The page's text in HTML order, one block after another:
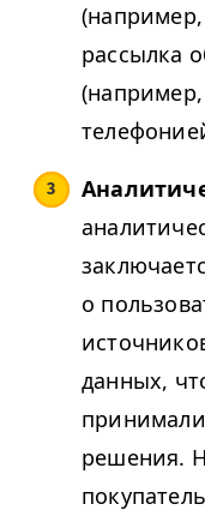
рассылка
(например,
о
данных,
решения.